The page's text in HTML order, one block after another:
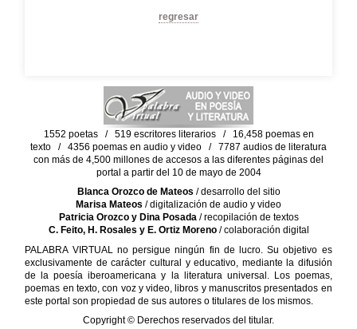
regresar
1552 poetas / 519 escritores literarios / 16,458 poemas en
texto / 4356 poemas en audio y video / 7787 audios de literatura
con más de 4,500 millones de accesos a las diferentes páginas del
portal a partir del 10 de mayo de 2004
Blanca Orozco de Mateos / desarrollo del sitio
Marisa Mateos / digitalización de audio y video
Patricia Orozco y Dina Posada/ recopilación de textos
C. Feito, H. Rosales y E. Ortiz Moreno/ colaboración digital
PALABRA VIRTUAL no persigue ningún fin de lucro. Su objetivo es
exclusivamente de carácter cultural y educativo, mediante la difusión
de la poesía iberoamericana y la literatura universal. Los poemas,
poemas en texto, con voz y video, libros y manuscritos presentados en
este portal son propiedad de sus autores o titulares de los mismos.
Copyright © Derechos reservados del titular.